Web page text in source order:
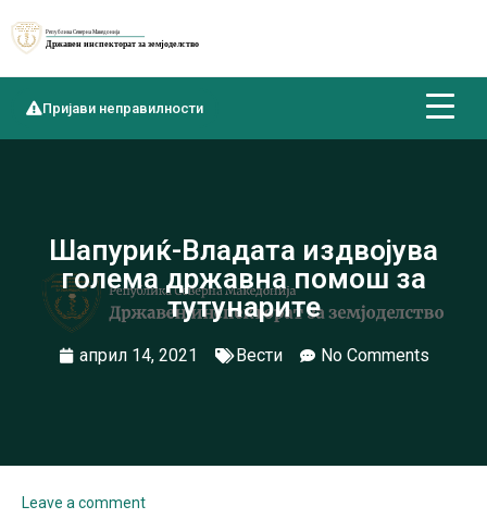
Пријави неправилности
Шапуриќ-Владата издвојува
голема државна помош за
тутунарите
април 14, 2021 Вести No Comments
Leave a comment